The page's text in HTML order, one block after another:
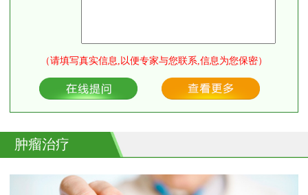
（请填写真实信息,以便专家与您联系,信息为您保密）
肿瘤治疗